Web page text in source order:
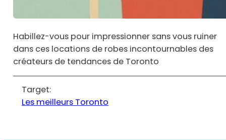
Habillez-vous pour impressionner sans vous ruiner
dans ces locations de robes incontournables des
créateurs de tendances de Toronto
Target:
Les meilleurs Toronto